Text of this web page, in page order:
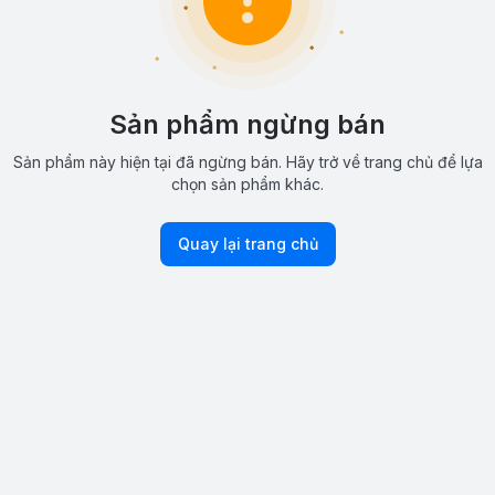
Sản phẩm ngừng bán
Sản phẩm này hiện tại đã ngừng bán. Hãy trở về trang chủ để lựa
chọn sản phẩm khác.
Quay lại trang chủ